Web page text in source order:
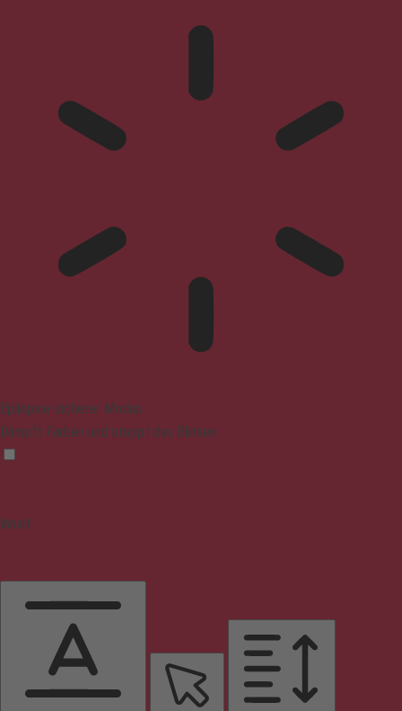
Epilepsie-sicherer Modus
Dämpft Farben und stoppt das Blinken
Inhalt